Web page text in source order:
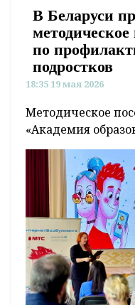
В Беларуси
по
подростков
18:35 19 мая 2026
Методическое
«Академия